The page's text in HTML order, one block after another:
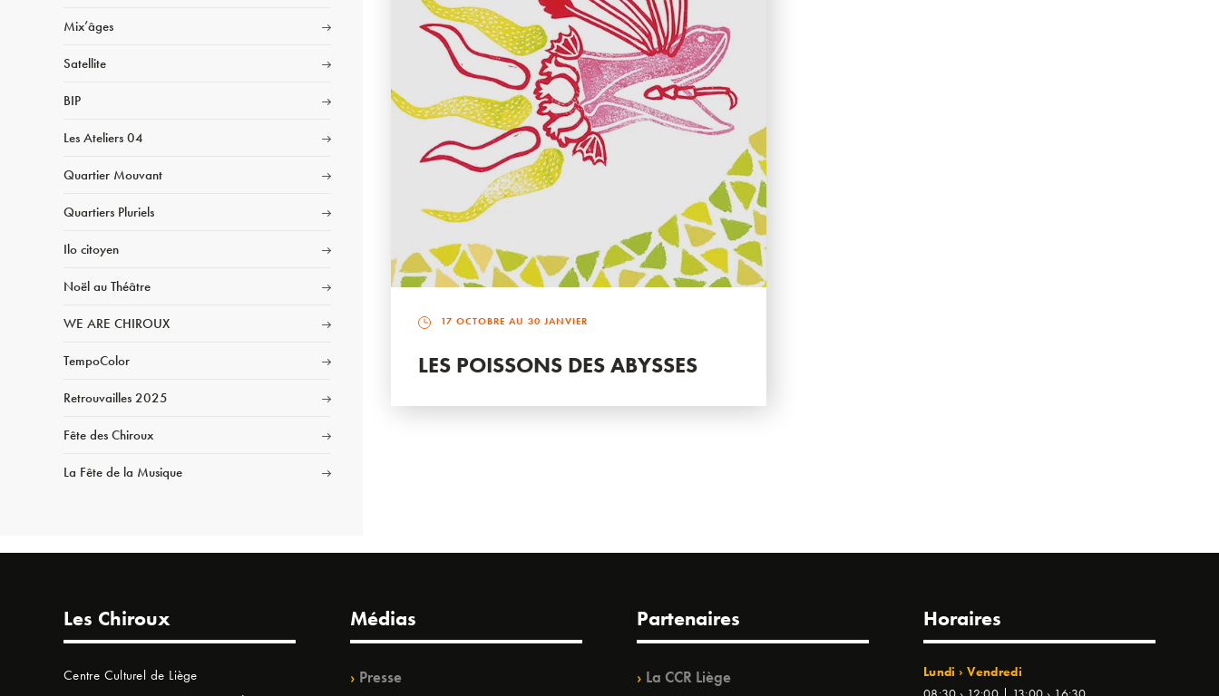
Mix’âges
Satellite
BIP
Les Ateliers 04
Quartier Mouvant
Quartiers Pluriels
Ilo citoyen
Noël au Théâtre
WE ARE CHIROUX
TempoColor
Retrouvailles 2025
Fête des Chiroux
La Fête de la Musique
17 OCTOBRE AU 30 JANVIER
LES POISSONS DES ABYSSES
Les Chiroux
Centre Culturel de Liège
Médias
Presse
Partenaires
La CCR Liège
Horaires
Lundi › Vendredi